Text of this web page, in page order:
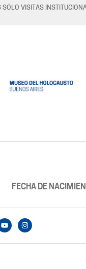
VISITAS
FECHA DE